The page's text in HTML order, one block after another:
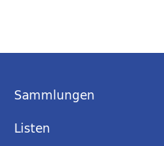
Sammlungen
Listen